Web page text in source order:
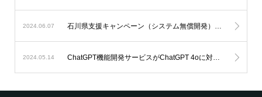
2024.06.07 石川県支援キャンペーン（システム無償開発）延長のお知らせ。
2024.05.14 ChatGPT機能開発サービスがChatGPT 4oに対応します。